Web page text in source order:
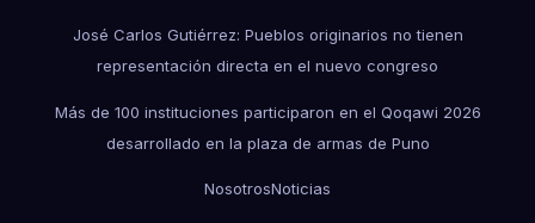
José Carlos Gutiérrez: Pueblos originarios no tienen
representación directa en el nuevo congreso
Más de 100 instituciones participaron en el Qoqawi 2026
desarrollado en la plaza de armas de Puno
NosotrosNoticias